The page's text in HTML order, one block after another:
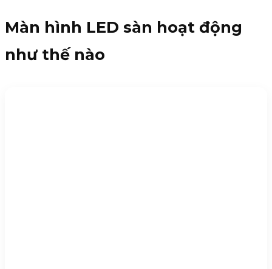
Màn hình LED sàn hoạt động
như thế nào